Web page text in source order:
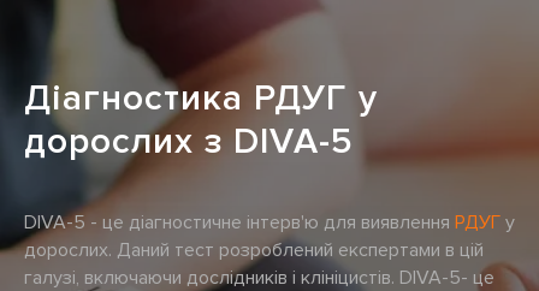
Діагностика РДУГ у
дорослих з DIVA-5
DIVA-5 - це діагностичне інтерв'ю для виявлення РДУГ у
дорослих. Даний тест розроблений експертами в цій
галузі, включаючи дослідників і клініцистів. DIVA-5- це